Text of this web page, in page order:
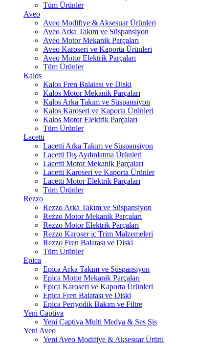
Tüm Ürünler
Aveo
Aveo Modifiye & Aksesuar Ürünleri
Aveo Arka Takım ve Süspansiyon
Aveo Motor Mekanik Parçaları
Aveo Karoseri ve Kaporta Ürünleri
Aveo Motor Elektrik Parçaları
Tüm Ürünler
Kalos
Kalos Fren Balatası ve Diski
Kalos Motor Mekanik Parçaları
Kalos Arka Takım ve Süspansiyon
Kalos Karoseri ve Kaporta Ürünleri
Kalos Motor Elektrik Parçaları
Tüm Ürünler
Lacetti
Lacetti Arka Takım ve Süspansiyon
Lacetti Dış Aydınlatma Ürünleri
Lacetti Motor Mekanik Parçaları
Lacetti Karoseri ve Kaporta Ürünler
Lacetti Motor Elektrik Parçaları
Tüm Ürünler
Rezzo
Rezzo Arka Takım ve Süspansiyon
Rezzo Motor Mekanik Parçaları
Rezzo Motor Elektrik Parçaları
Rezzo Karoser iç Trim Malzemeleri
Rezzo Fren Balatası ve Diski
Tüm Ürünler
Epica
Epica Arka Takım ve Süspansiyon
Epica Motor Mekanik Parçaları
Epica Karoseri ve Kaporta Ürünleri
Epica Fren Balatası ve Diski
Epica Periyodik Bakım ve Filtre
Yeni Captiva
Yeni Captiva Multi Medya & Ses Sis
Yeni Aveo
Yeni Aveo Modifiye & Aksesuar Ürünl